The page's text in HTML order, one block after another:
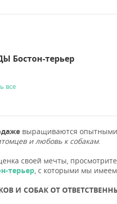
Бостон-терьер
все
выращиваются опытными
и любовь к собакам.
своей мечты,
терьер, с которыми мы имеем
И СОБАК ОТ